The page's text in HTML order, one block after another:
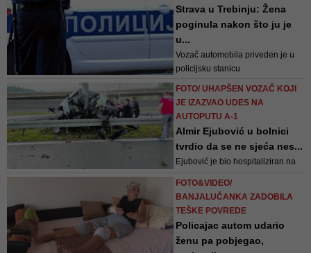
Strava u Trebinju: Žena
poginula nakon što ju je
u...
Vozač automobila priveden je u
policijsku stanicu
FOTO/ UHAPŠEN VOZAČ KOJI
JE IZAZVAO UDES NA
AUTOPUTU A-1
Almir Ejubović u bolnici
tvrdio da se ne sjeća nes...
Ejubović je bio hospitaliziran na
dr. Abdulah Nakaš“, gdje ga je sve
vrijeme čuvala policija
FOTO&VIDEO/
BANJALUČANKA ZADOBILA
TEŠKE POVREDE
Policajac autom udario
ženu pa pobjegao,